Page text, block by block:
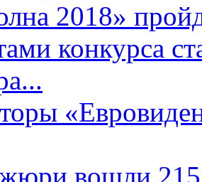
2018»
конкурса